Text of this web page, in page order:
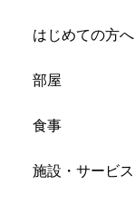
はじめての方へ
部屋
食事
施設・サービス